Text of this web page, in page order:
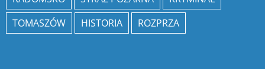
TOMASZÓW
HISTORIA ROZPRZA